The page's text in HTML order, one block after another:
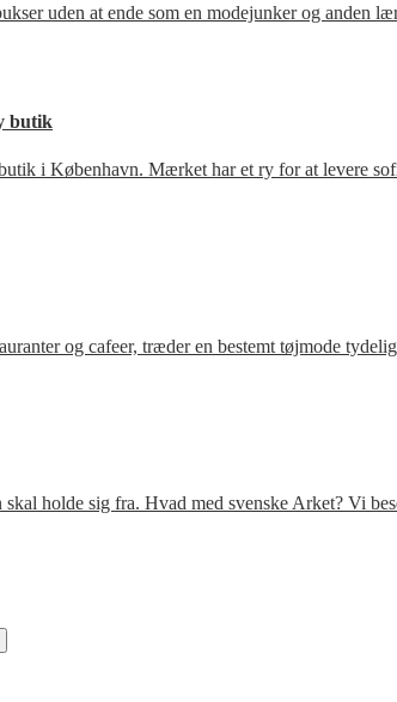
uden at ende som en modejunker og anden
butik
i København. Mærket har et ry for at levere
og cafeer, træder en bestemt tøjmode
holde sig fra. Hvad med svenske Arket? Vi